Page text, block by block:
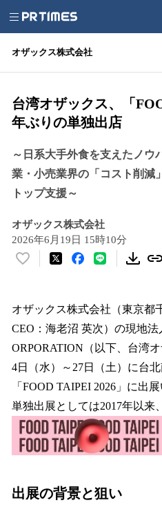
オザックス株式会社
台湾オザックス、「
年ぶりの単独出店
～日系大手外食を支えたノウ
業・小売業界の「コスト削減
トップ支援～
オザックス株式会社
2026年6月19日 15時10分
い
！
数
読
み
込
中
で
す
オザックス株式会社（東京都
CEO：海老沼 英次）の現地
ORPORATION（以下、台湾
4日（水）～27日（土）に台
「FOOD TAIPEI 2026」に出
単独出展としては2017年以来
出展の背景と狙い